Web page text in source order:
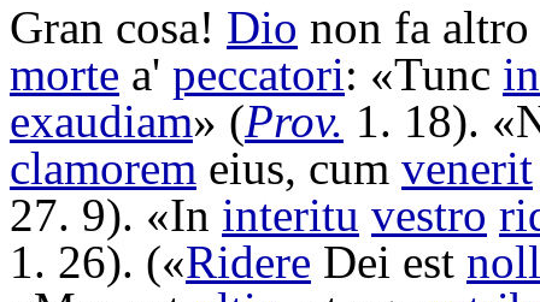
Gran cosa! Dio non fa
morte a' peccatori: «Tunc
exaudiam» (Prov. 1. 18).
clamorem eius, cum venerit
27. 9). «In interitu vestro
1. 26). («Ridere Dei est